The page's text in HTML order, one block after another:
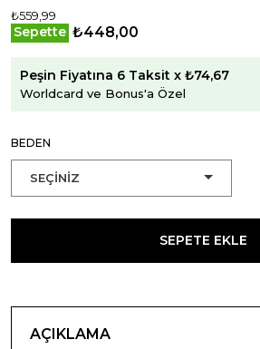
₺559,99
Sepette ₺448,00
Peşin Fiyatına 6 Taksit x ₺74,67
Worldcard ve Bonus'a Özel
BEDEN
SEPETE EKLE
AÇIKLAMA